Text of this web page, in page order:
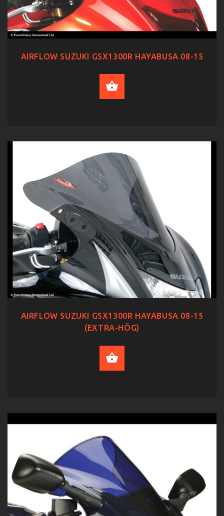
AIRFLOW SUZUKI GSX1300R HAYABUSA 08-15
AIRFLOW SUZUKI GSX1300R HAYABUSA 08-15
(EXTRA-HÖG)